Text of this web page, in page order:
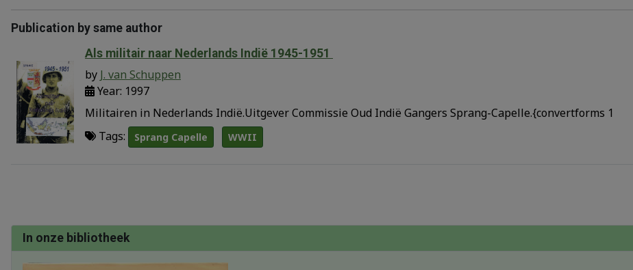
Publication by same author
Als militair naar Nederlands Indië 1945-1951
by J. van Schuppen
Year: 1997
Militairen in Nederlands Indië.Uitgever Commissie Oud Indië Gangers Sprang-Capelle.{convertforms 1
Tags:
Sprang Capelle WWII
In onze bibliotheek